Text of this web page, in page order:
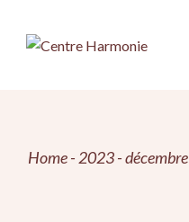
content
Home 2023 décembre